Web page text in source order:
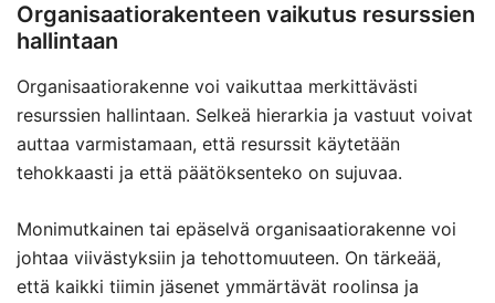
Organisaatiorakenteen vaikutus resurssien
hallintaan
Organisaatiorakenne voi vaikuttaa merkittävästi
resurssien hallintaan. Selkeä hierarkia ja vastuut voivat
auttaa varmistamaan, että resurssit käytetään
tehokkaasti ja että päätöksenteko on sujuvaa.
Monimutkainen tai epäselvä organisaatiorakenne voi
johtaa viivästyksiin ja tehottomuuteen. On tärkeää,
että kaikki tiimin jäsenet ymmärtävät roolinsa ja